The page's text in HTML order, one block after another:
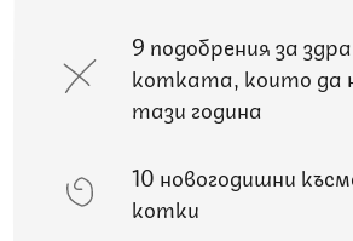
9 подобрения за
котката, които да
тази година
10 новогодишни
котки